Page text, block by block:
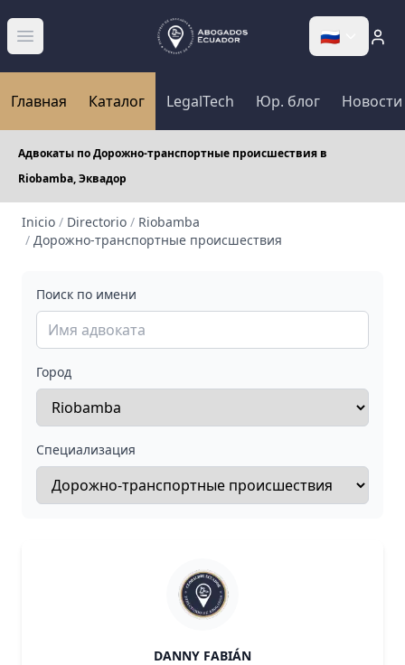
Abrir menú 🇷🇺
Главная Каталог LegalTech Юр. блог Новости
Адвокаты по Дорожно-транспортные происшествия в
Riobamba, Эквадор
Inicio / Directorio / Riobamba
/ Дорожно-транспортные происшествия
Поиск по имени
Город
Специализация
DANNY FABIÁN